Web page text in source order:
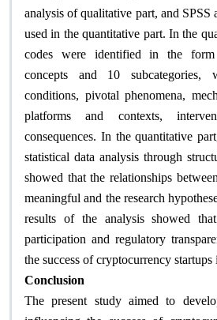
analysis of qualitative part, and SPSS
used in the quantitative part. In the
codes were identified in the
concepts and 10 subcategories,
conditions, pivotal phenomena,
platforms and contexts,
consequences. In the quantitative
statistical data analysis through
showed that the relationships
meaningful and the research
results of the analysis showed
participation and regulatory
the success of cryptocurrency startups
Conclusion
The present study aimed to